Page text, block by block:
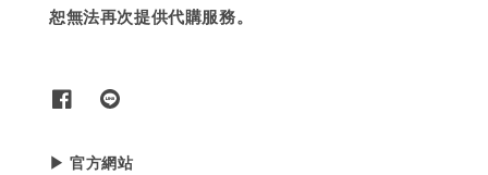
恕無法再次提供代購服務。
▶ 官方網站